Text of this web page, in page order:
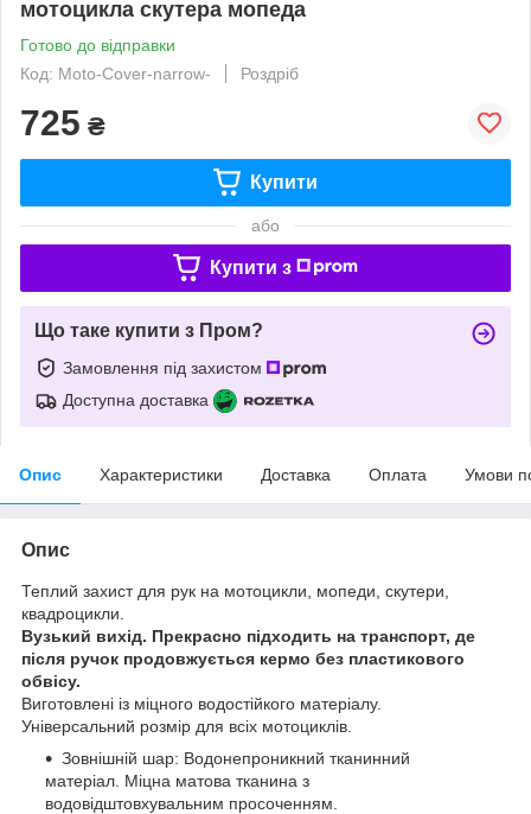
мотоцикла скутера мопеда
Готово до відправки
Код: Moto-Cover-narrow-
Роздріб
725 ₴
Купити
або
Купити з
Що таке купити з Пром?
Замовлення під захистом
Доступна доставка
Опис Характеристики Доставка Оплата Умови
Опис
Теплий захист для рук на мотоцикли, мопеди, скутери,
квадроцикли.
Вузький вихід. Прекрасно підходить на транспорт, де
після ручок продовжується кермо без пластикового
обвісу.
Виготовлені із міцного водостійкого матеріалу.
Універсальний розмір для всіх мотоциклів.
Зовнішній шар: Водонепроникний тканинний
матеріал. Міцна матова тканина з
водовідштовхувальним просоченням.